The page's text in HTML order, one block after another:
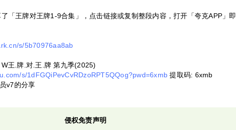
「王牌对王牌1-9合集」，点击链接或复制整段内容，打开「夸克APP」即
s/5b70976aa8ab
王.牌.对.王.牌 第九季(2025)
s/1dFGQiPevCvRDzoRPT5QQog?pwd=6xmb 提取码: 6xmb
v7的分享
侵权免责声明